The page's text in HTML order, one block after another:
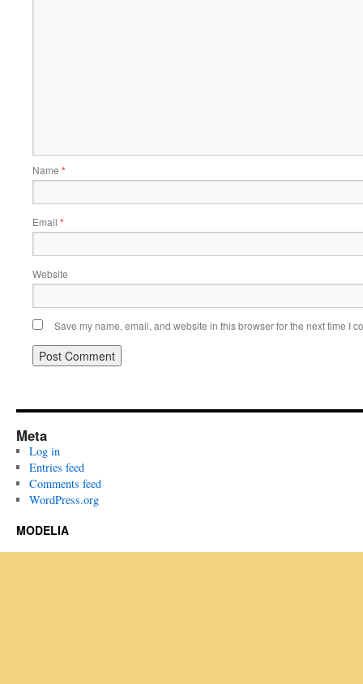
Name *
Email *
Website
Save my name, email, and website in this browser for the next time I
Meta
Log in
Entries feed
Comments feed
WordPress.org
MODELIA